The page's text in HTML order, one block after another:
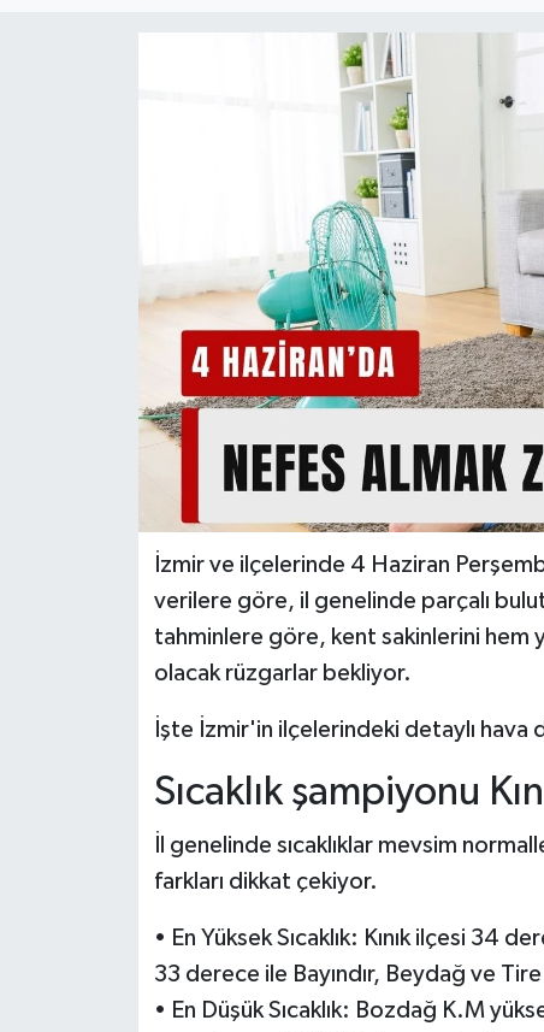
İzmir ve ilçelerinde 4 Haziran
verilere göre, il genelinde parçalı
tahminlere göre, kent sakinlerini hem
olacak rüzgarlar bekliyor.
İşte İzmir'in ilçelerindeki detaylı hava
Sıcaklık şampiyonu
İl genelinde sıcaklıklar mevsim
farkları dikkat çekiyor.
• En Yüksek Sıcaklık: Kınık ilçesi 34
33 derece ile Bayındır, Beydağ ve
• En Düşük Sıcaklık: Bozdağ K.M
Okul Gazetesi